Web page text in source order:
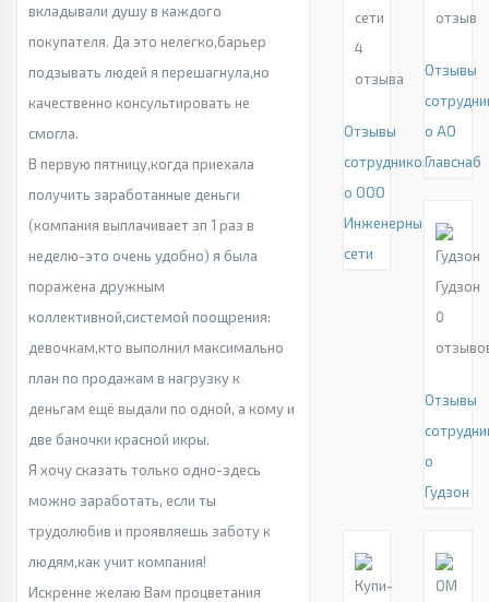
вкладывали душу в каждого
покупателя. Да это нелегко,барьер
подзывать людей я перешагнула,но
качественно консультировать не
смогла.
В первую пятницу,когда приехала
получить заработанные деньги
(компания выплачивает зп 1 раз в
неделю-это очень удобно) я была
поражена дружным
коллективной,системой поощрения:
девочкам,кто выполнил максимально
план по продажам в нагрузку к
деньгам ещё выдали по одной, а кому и
две баночки красной икры.
Я хочу сказать только одно-здесь
можно заработать, если ты
трудолюбив и проявляешь заботу к
людям,как учит компания!
Искренне желаю Вам процветания
сети
4
отзыва
Отзывы
сотрудников
о ООО
Инженерные
сети
отзыв
Отзывы
о АО
Главснаб
Гудзон
0
Отзывы
о
Гудзон